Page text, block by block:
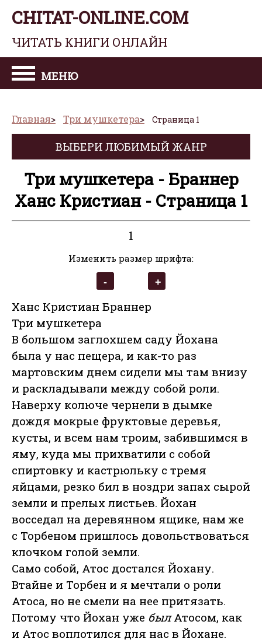
CHITAT-ONLINE.COM
ЧИТАТЬ КНИГИ ОНЛАЙН
МЕНЮ
Главная Три мушкетера Страница 1
ВЫБЕРИ ЛЮБИМЫЙ ЖАНР
Три мушкетера - Браннер
Ханс Кристиан - Страница 1
1
Изменить размер шрифта:
Ханс Кристиан Браннер
Три мушкетера
В большом заглохшем саду Йохана
была у нас пещера, и как-то раз
мартовским днем сидели мы там внизу
и раскладывали между собой роли.
Наверху колюче чернели в дымке
дождя мокрые фруктовые деревья,
кусты, и всем нам троим, забившимся в
яму, куда мы прихватили с собой
спиртовку и кастрюльку с тремя
яйцами, резко бил в ноздри запах сырой
земли и прелых листьев. Йохан
восседал на деревянном ящике, нам же
с Торбеном пришлось довольствоваться
клочком голой земли.
Само собой, Атос достался Йохану.
Втайне и Торбен и я мечтали о роли
Атоса, но не смели на нее притязать.
Потому что Йохан уже былАтосом, как
и Атос воплотился для нас в Йохане.